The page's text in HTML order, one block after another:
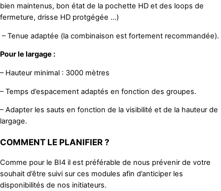
bien maintenus, bon état de la pochette HD et des loops de
fermeture, drisse HD protgégée …)
– Tenue adaptée (la combinaison est fortement recommandée).
Pour le largage :
– Hauteur minimal : 3000 mètres
– Temps d’espacement adaptés en fonction des groupes.
– Adapter les sauts en fonction de la visibilité et de la hauteur de
largage.
COMMENT LE PLANIFIER ?
Comme pour le BI4 il est préférable de nous prévenir de votre
souhait d’être suivi sur ces modules afin d’anticiper les
disponibilités de nos initiateurs.